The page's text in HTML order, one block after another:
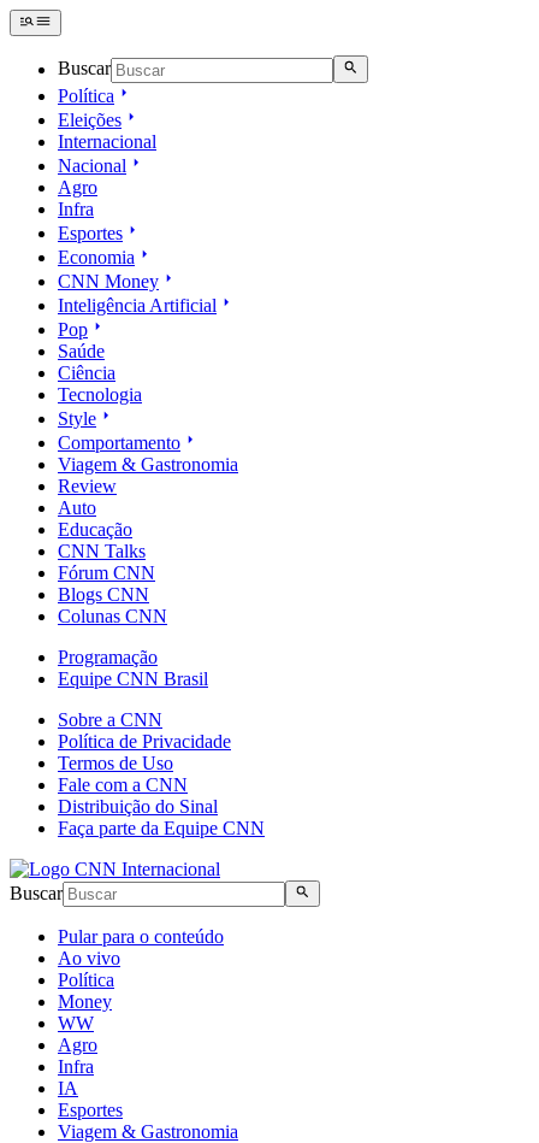
Buscar
Política
Eleições
Internacional
Nacional
Agro
Infra
Esportes
Economia
CNN Money
Inteligência Artificial
Pop
Saúde
Ciência
Tecnologia
Style
Comportamento
Viagem & Gastronomia
Review
Auto
Educação
CNN Talks
Fórum CNN
Blogs CNN
Colunas CNN
Programação
Equipe CNN Brasil
Sobre a CNN
Política de Privacidade
Termos de Uso
Fale com a CNN
Distribuição do Sinal
Faça parte da Equipe CNN
Buscar
Pular para o conteúdo
Ao vivo
Política
Money
WW
Agro
Infra
IA
Esportes
Viagem & Gastronomia